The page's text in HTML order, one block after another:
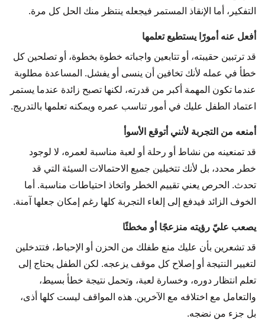
التفكير، أما الإنقاذ المستمر فيجعله ينتظر منك الحل كل مرة.
أفعل عنه أمورًا يستطيع تعلمها
قد ترتبين حقيبته، أو تتابعين واجباته خطوة بخطوة، أو تصلحين كل
خطأ في عمله لأنك تخافين أن ينسى أو يفشل. المساعدة مطلوبة
عندما تكون المهمة أكبر من قدرته، لكنها تصبح زائدة عندما يستمر
اعتماد الطفل عليك في أمور تناسب عمره ويمكنه تعلمها بالتدريج.
أمنعه من التجربة لأنني أتوقع الأسوأ
قد تمنعينه من نشاط أو رحلة أو لعبة مناسبة لعمره، لا لوجود
خطر محدد، بل لأنك تتخيلين جميع الاحتمالات السيئة التي قد
تحدث. الحرص يعني تقييم الخطر واتخاذ احتياطات مناسبة. أما
الخوف الزائد فيدفع إلى إلغاء التجربة كلها رغم إمكان جعلها آمنة.
يصعب عليّ رؤيته منزعجًا أو مخطئًا
قد تشعرين بأن عليك منع طفلك من الحزن أو الإحباط، فتتدخلين
لتغيير النتيجة أو إصلاح كل موقف يزعجه. لكن الطفل يحتاج إلى
تعلم انتظار دوره، وخسارة لعبة، وتحمل نتيجة خطأ بسيط،
والتعامل مع اختلافه مع الآخرين. هذه المواقف ليست كلها أذى،
بل جزء من نضجه.